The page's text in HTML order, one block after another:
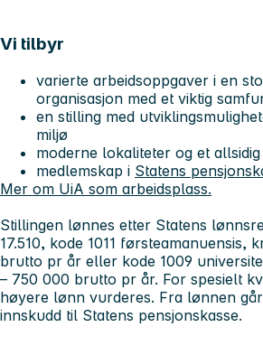
Vi tilbyr
varierte arbeidsoppgaver i en
organisasjon med et viktig
en stilling med
miljø
moderne lokaliteter og et
medlemskap i Statens
Mer om UiA som arbeidsplass.
Stillingen lønnes etter Statens
17.510, kode 1011 førsteamanuensis,
brutto pr år eller kode 1009
– 750 000 brutto pr år. For spesielt
høyere lønn vurderes. Fra lønnen
innskudd til Statens pensjonskasse.